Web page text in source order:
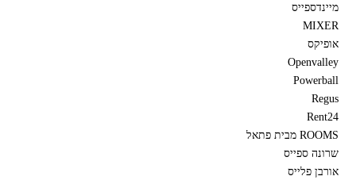
מיינדספייס
MIXER
אופיקס
Openvalley
Powerball
Regus
Rent24
ROOMS מבית פתאל
שרונה ספייס
אורבן פלייס